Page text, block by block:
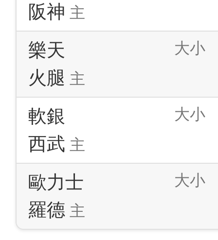
阪神 主
樂天
火腿 主
大小
軟銀
西武 主
大小
歐力士
羅德 主
大小